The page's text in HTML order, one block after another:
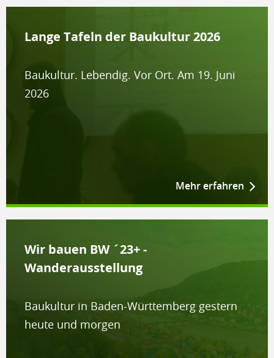
Lange Tafeln der Baukultur 2026
Baukultur. Lebendig. Vor Ort. Am 19. Juni
2026
Mehr erfahren
Wir bauen BW ´23+ -
Wanderausstellung
Baukultur in Baden-Württemberg gestern
heute und morgen